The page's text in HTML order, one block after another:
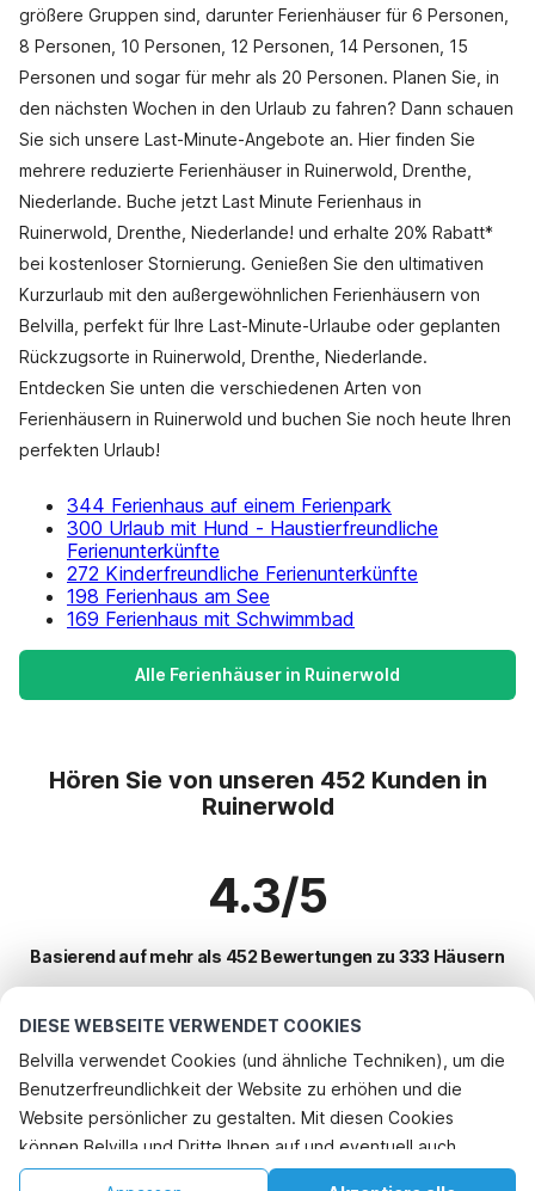
DIESE WEBSEITE VERWENDET COOKIES
Belvilla verwendet Cookies (und ähnliche Techniken), um die
Benutzerfreundlichkeit der Website zu erhöhen und die
Website persönlicher zu gestalten. Mit diesen Cookies
können Belvilla und Dritte Ihnen auf und eventuell auch
außerhalb unserer Website folgen, um Werbung Ihren
größere Gruppen sind, darunter Ferienhäuser für 6 Personen,
8 Personen, 10 Personen, 12 Personen, 14 Personen, 15
Personen und sogar für mehr als 20 Personen. Planen Sie, in
den nächsten Wochen in den Urlaub zu fahren? Dann schauen
Sie sich unsere Last-Minute-Angebote an. Hier finden Sie
mehrere reduzierte Ferienhäuser in Ruinerwold, Drenthe,
Niederlande. Buche jetzt Last Minute Ferienhaus in
Ruinerwold, Drenthe, Niederlande! und erhalte 20% Rabatt*
bei kostenloser Stornierung. Genießen Sie den ultimativen
Kurzurlaub mit den außergewöhnlichen Ferienhäusern von
Belvilla, perfekt für Ihre Last-Minute-Urlaube oder geplanten
Rückzugsorte in Ruinerwold, Drenthe, Niederlande.
Entdecken Sie unten die verschiedenen Arten von
Ferienhäusern in Ruinerwold und buchen Sie noch heute Ihren
perfekten Urlaub!
344 Ferienhaus auf einem Ferienpark
300 Urlaub mit Hund - Haustierfreundliche
Ferienunterkünfte
272 Kinderfreundliche Ferienunterkünfte
198 Ferienhaus am See
169 Ferienhaus mit Schwimmbad
Alle Ferienhäuser in Ruinerwold
Hören Sie von unseren 452 Kunden in
Ruinerwold
4.3/5
Basierend auf mehr als 452 Bewertungen zu 333 Häusern
Beliebteste Reiseziele für Urlaub
Top-Städte mit Top-Annehmlichkeiten für den Urlaub
Urlaub mit Hund - Haustierfreundliche Ferienunterkünfte langedijke
Ferienhaus auf einem Ferienpark ruinerwold
Beliebte Ausstattungen für Urlaub in Ruinerwold
Ferienhaus auf einem Ferienpark